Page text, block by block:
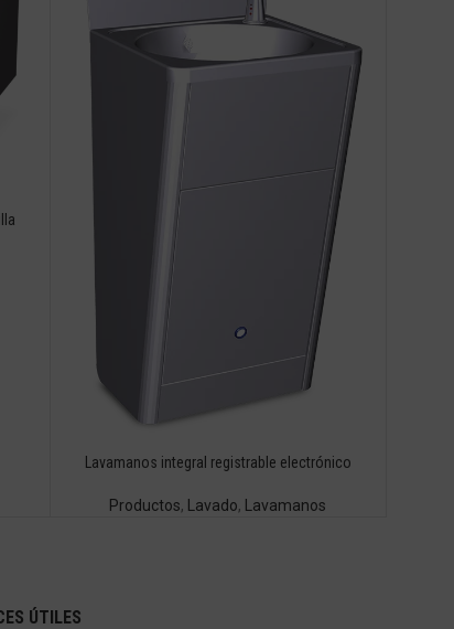
Lavamanos integral registrable electrónico
Productos, Lavado, Lavamanos
ÚTILES